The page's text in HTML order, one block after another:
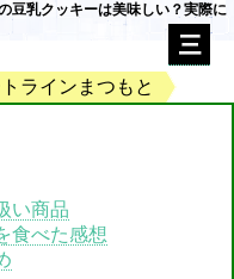
豆乳クッキーは美味しい？実際に
ラインまつもと
い商品
食べた感想